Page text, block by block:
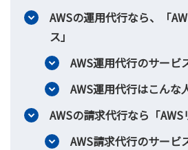
AWSの運用代行なら、「
ス」
AWS運用代行のサービ
AWS運用代行はこんな
AWSの請求代行なら「AWS
AWS請求代行のサービ